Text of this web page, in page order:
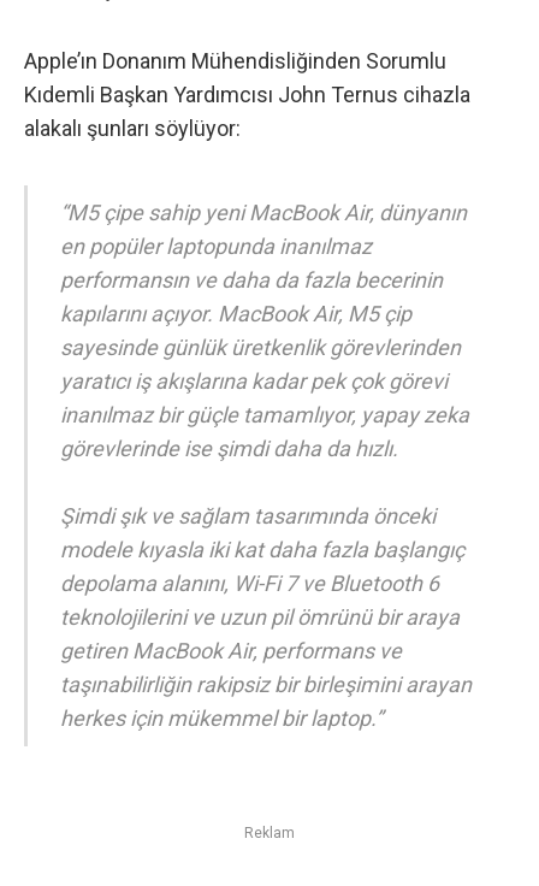
Apple’ın Donanım Mühendisliğinden Sorumlu
Kıdemli Başkan Yardımcısı John Ternus cihazla
alakalı şunları söylüyor:
“M5 çipe sahip yeni MacBook Air, dünyanın
en popüler laptopunda inanılmaz
performansın ve daha da fazla becerinin
kapılarını açıyor. MacBook Air, M5 çip
sayesinde günlük üretkenlik görevlerinden
yaratıcı iş akışlarına kadar pek çok görevi
inanılmaz bir güçle tamamlıyor, yapay zeka
görevlerinde ise şimdi daha da hızlı.
Şimdi şık ve sağlam tasarımında önceki
modele kıyasla iki kat daha fazla başlangıç
depolama alanını, Wi-Fi 7 ve Bluetooth 6
teknolojilerini ve uzun pil ömrünü bir araya
getiren MacBook Air, performans ve
taşınabilirliğin rakipsiz bir birleşimini arayan
herkes için mükemmel bir laptop.”
Reklam